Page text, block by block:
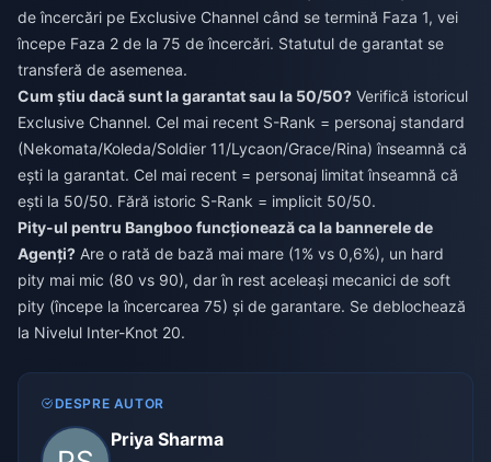
de încercări pe Exclusive Channel când se termină Faza 1, vei
începe Faza 2 de la 75 de încercări. Statutul de garantat se
transferă de asemenea.
Cum știu dacă sunt la garantat sau la 50/50? Verifică istoricul
Exclusive Channel. Cel mai recent S-Rank = personaj standard
(Nekomata/Koleda/Soldier 11/Lycaon/Grace/Rina) înseamnă că
ești la garantat. Cel mai recent = personaj limitat înseamnă că
ești la 50/50. Fără istoric S-Rank = implicit 50/50.
Pity-ul pentru Bangboo funcționează ca la bannerele de
Agenți? Are o rată de bază mai mare (1% vs 0,6%), un hard
pity mai mic (80 vs 90), dar în rest aceleași mecanici de soft
pity (începe la încercarea 75) și de garantare. Se deblochează
la Nivelul Inter-Knot 20.
DESPRE AUTOR
Priya Sharma